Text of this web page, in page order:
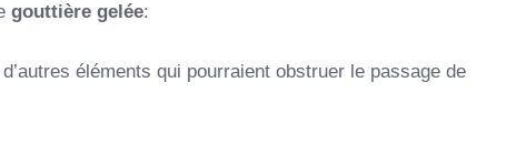
gouttière gelée:
éléments qui pourraient obstruer le passage de